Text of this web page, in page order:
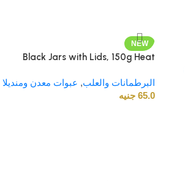
NEW
Black Jars with Lids, 150g Heat
Containers, Decorative Spice Herb
Wax Holders, 6×11 cm.
البرطمانات والعلب, عبوات معدن ومنديلا
65.0 جنيه